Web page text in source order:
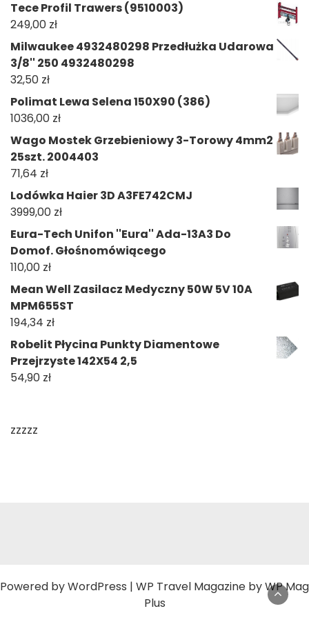
Tece Profil Trawers (9510003)
249,00 zł
Milwaukee 4932480298 Przedłużka Udarowa
3/8'' 250 4932480298
32,50 zł
Polimat Lewa Selena 150X90 (386)
1036,00 zł
Wago Mostek Grzebieniowy 3-Torowy 4mm2
25szt. 2004403
71,64 zł
Lodówka Haier 3D A3FE742CMJ
3999,00 zł
Eura-Tech Unifon ''Eura'' Ada-13A3 Do
Domof. Głośnomówiącego
110,00 zł
Mean Well Zasilacz Medyczny 50W 5V 10A
MPM655ST
194,34 zł
Robelit Płycina Punkty Diamentowe
Przejrzyste 142X54 2,5
54,90 zł
zzzzz
Powered byWordPress | WP Travel Magazine by WP Mag
Plus